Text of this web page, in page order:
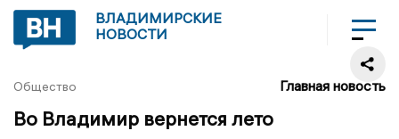
ВЛАДИМИРСКИЕ
НОВОСТИ
Общество Главная новость
Во Владимир вернется лето